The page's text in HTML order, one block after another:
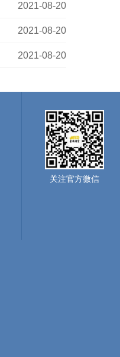
2021-08-20
2021-08-20
2021-08-20
关注官方微信